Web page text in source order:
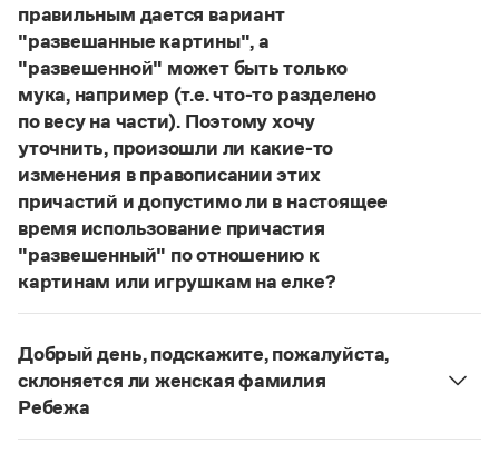
Интервью
Лекции и подкасты
Рекомендуем
Учебник Грамоты
Правила русского языка: от азов до тонкостей
Интерактивные упражнения: от простого к сложному
Скороговорки
Словари
Научпоп
Учебники и справочники
Все книги
правильным дается вариант
"развешанные картины", а
"развешенной" может быть только
мука, например (т.е. что-то разделено
по весу на части). Поэтому хочу
уточнить, произошли ли какие-то
изменения в правописании этих
причастий и допустимо ли в настоящее
время использование причастия
"развешенный" по отношению к
картинам или игрушкам на елке?
Нашответ2014 года по-прежнему актуален.
то игнорируют рекомендации нормативных
словарей русского языка, в которых указан глагол
развесить
развешенный) со значением «повесить в разных
Добрый день, подскажите, пожалуйста,
склоняется ли женская фамилия
Ребежа
ФамилияРебежасклоняется (и мужская,